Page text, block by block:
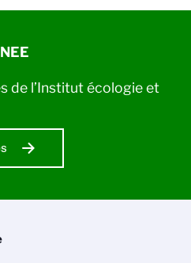
de l’Institut écologie et